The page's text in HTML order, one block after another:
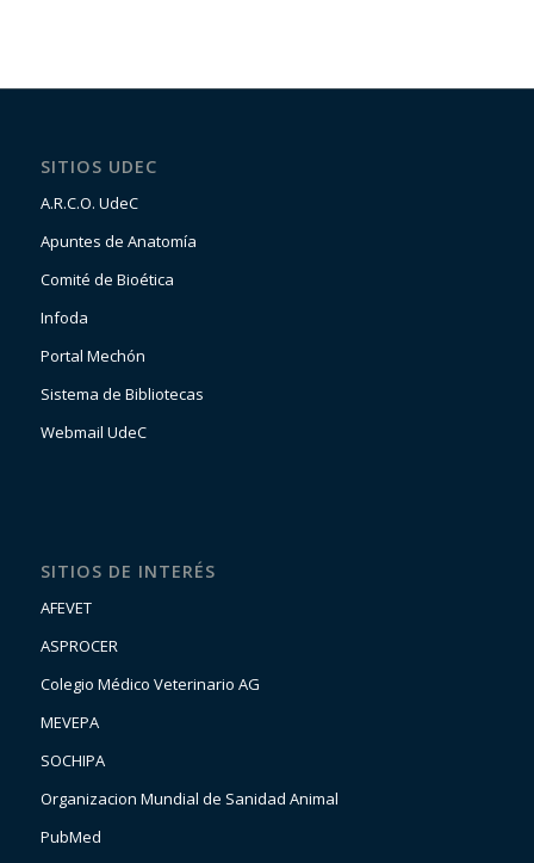
SITIOS UDEC
A.R.C.O. UdeC
Apuntes de Anatomía
Comité de Bioética
Infoda
Portal Mechón
Sistema de Bibliotecas
Webmail UdeC
SITIOS DE INTERÉS
AFEVET
ASPROCER
Colegio Médico Veterinario AG
MEVEPA
SOCHIPA
Organizacion Mundial de Sanidad Animal
PubMed